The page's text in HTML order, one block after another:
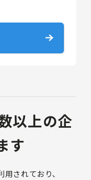
以上の企
す
されており、